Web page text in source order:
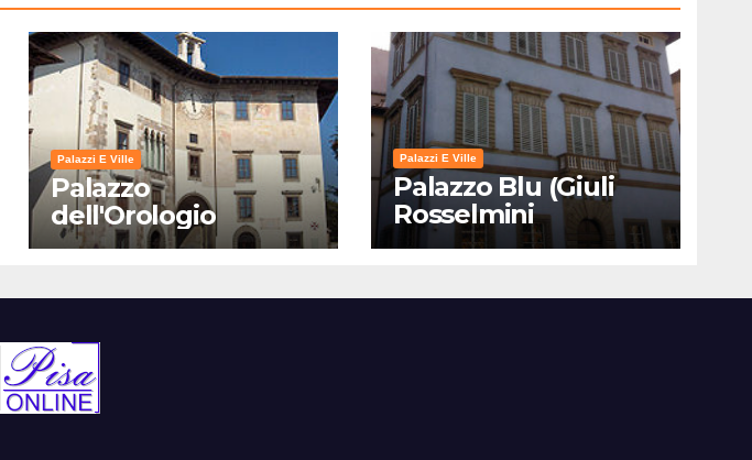
Palazzi E Ville
Palazzo
dell'Orologio
Palazzi E Ville
Palazzo Blu (Giuli
Rosselmini
Gualandi) – Pisa:
Visita